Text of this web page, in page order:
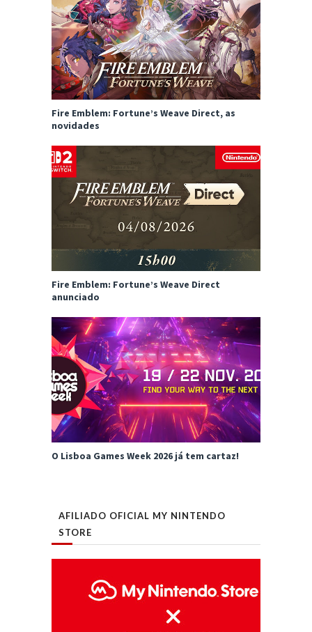
Fire Emblem: Fortune’s Weave Direct, as
novidades
Fire Emblem: Fortune’s Weave Direct
anunciado
O Lisboa Games Week 2026 já tem cartaz!
AFILIADO OFICIAL MY NINTENDO
STORE